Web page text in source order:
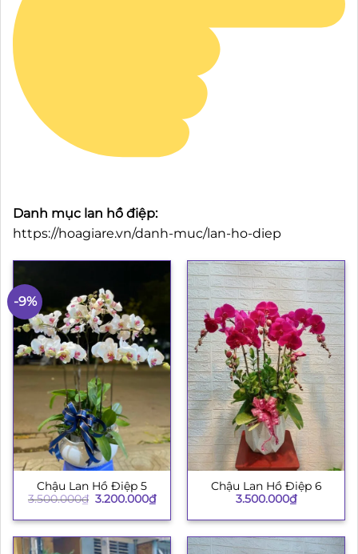
Danh mục lan hồ điệp:
https://hoagiare.vn/danh-muc/lan-ho-diep
-9%
Chậu Lan Hồ Điệp 5
3.500.000₫ Giá
là:
3.200.000₫Giá
hiện
tại
3.200.000₫.
Chậu Lan Hồ Điệp 6
3.500.000₫